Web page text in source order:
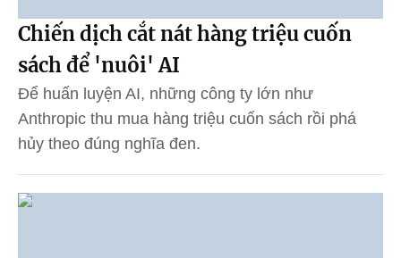
Chiến dịch cắt nát hàng triệu cuốn
sách để 'nuôi' AI
Để huấn luyện AI, những công ty lớn như
Anthropic thu mua hàng triệu cuốn sách rồi phá
hủy theo đúng nghĩa đen.